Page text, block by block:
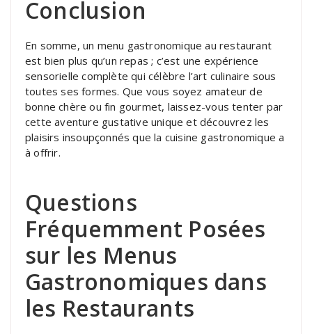
Conclusion
En somme, un menu gastronomique au restaurant
est bien plus qu’un repas ; c’est une expérience
sensorielle complète qui célèbre l’art culinaire sous
toutes ses formes. Que vous soyez amateur de
bonne chère ou fin gourmet, laissez-vous tenter par
cette aventure gustative unique et découvrez les
plaisirs insoupçonnés que la cuisine gastronomique a
à offrir.
Questions
Fréquemment Posées
sur les Menus
Gastronomiques dans
les Restaurants